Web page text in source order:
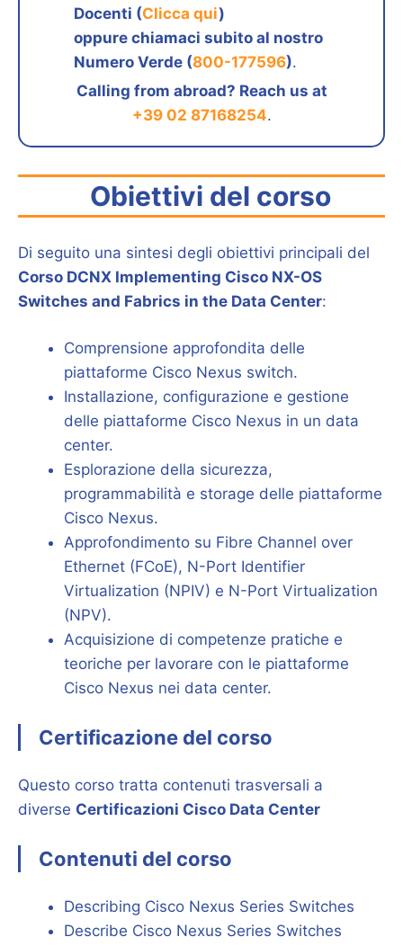
Docenti (Clicca qui)
oppure chiamaci subito al nostro
Numero Verde (800-177596).
Calling from abroad? Reach us at
+39 02 87168254.
Obiettivi del corso
Di seguito una sintesi degli obiettivi principali del
Corso DCNX Implementing Cisco NX-OS
Switches and Fabrics in the Data Center:
Comprensione approfondita delle
piattaforme Cisco Nexus switch.
Installazione, configurazione e gestione
delle piattaforme Cisco Nexus in un data
center.
Esplorazione della sicurezza,
programmabilità e storage delle piattaforme
Cisco Nexus.
Approfondimento su Fibre Channel over
Ethernet (FCoE), N-Port Identifier
Virtualization (NPIV) e N-Port Virtualization
(NPV).
Acquisizione di competenze pratiche e
teoriche per lavorare con le piattaforme
Cisco Nexus nei data center.
Certificazione del corso
Questo corso tratta contenuti trasversali a
diverse Certificazioni Cisco Data Center
Contenuti del corso
Describing Cisco Nexus Series Switches
Describe Cisco Nexus Series Switches